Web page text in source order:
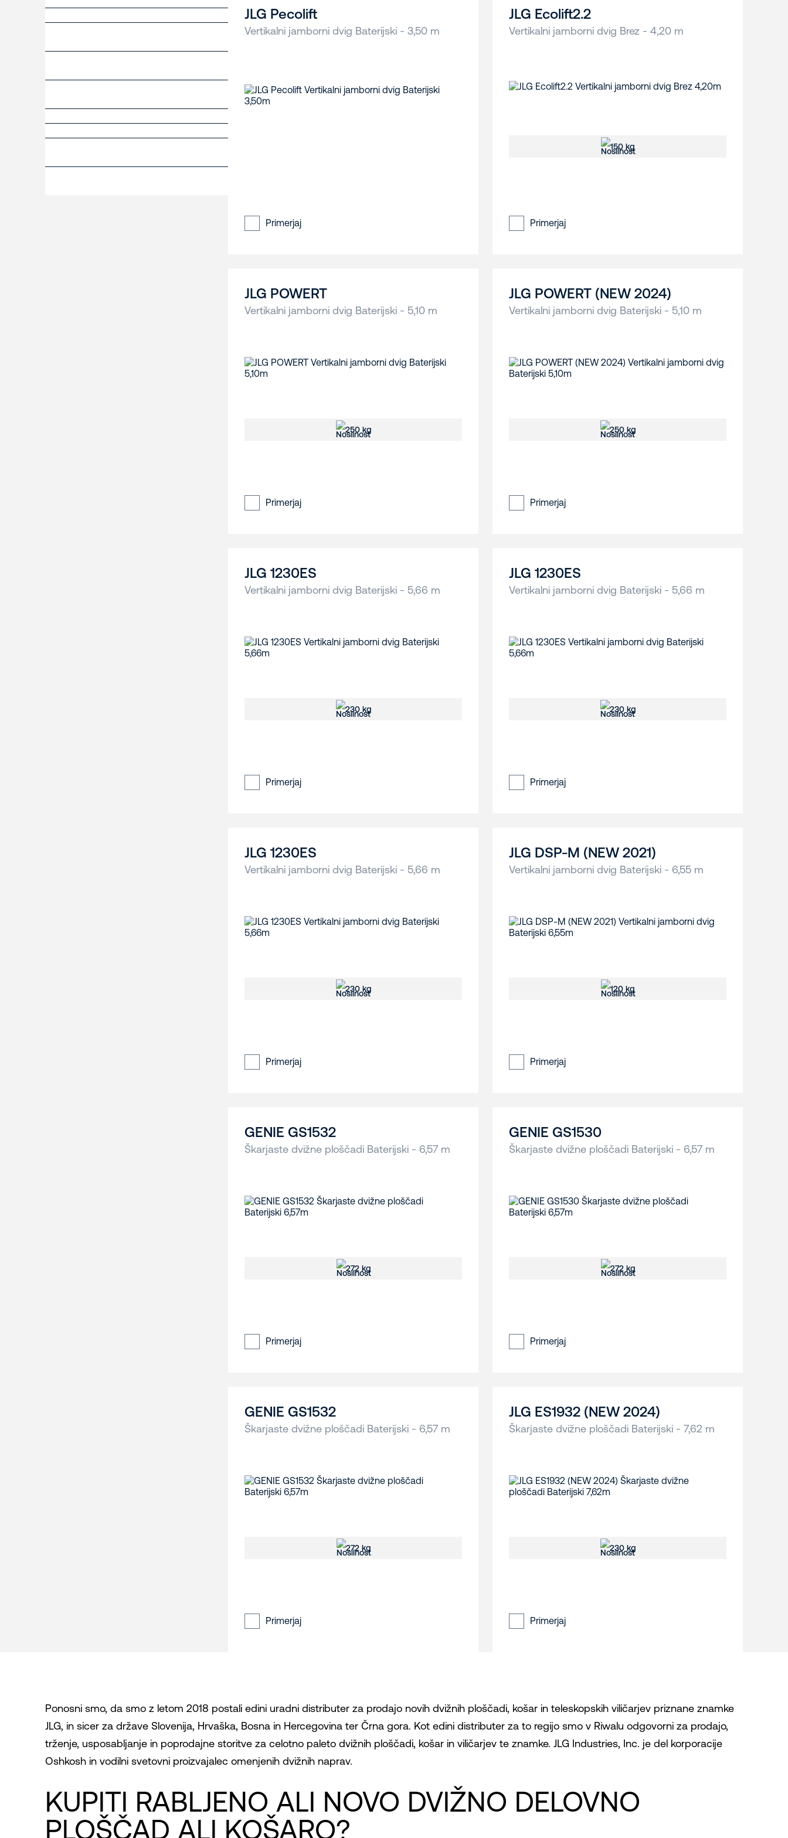
JLG Pecolift
Vertikalni jamborni dvig Baterijski - 3,50 m
Primerjaj
JLG Ecolift2.2
Vertikalni jamborni dvig Brez - 4,20 m
150 kg
Primerjaj
JLG POWERT
Vertikalni jamborni dvig Baterijski - 5,10 m
250 kg
Primerjaj
JLG POWERT (NEW 2024)
Vertikalni jamborni dvig Baterijski - 5,10 m
250 kg
Primerjaj
JLG 1230ES
Vertikalni jamborni dvig Baterijski - 5,66 m
230 kg
Primerjaj
JLG 1230ES
Vertikalni jamborni dvig Baterijski - 5,66 m
230 kg
Primerjaj
JLG 1230ES
Vertikalni jamborni dvig Baterijski - 5,66 m
230 kg
Primerjaj
JLG DSP-M (NEW 2021)
Vertikalni jamborni dvig Baterijski - 6,55 m
120 kg
Primerjaj
GENIE GS1532
Škarjaste dvižne ploščadi Baterijski - 6,57 m
272 kg
Primerjaj
GENIE GS1530
Škarjaste dvižne ploščadi Baterijski - 6,57 m
272 kg
Primerjaj
GENIE GS1532
Škarjaste dvižne ploščadi Baterijski - 6,57 m
272 kg
Primerjaj
JLG ES1932 (NEW 2024)
Škarjaste dvižne ploščadi Baterijski - 7,62 m
230 kg
Primerjaj
Ponosni smo, da smo z letom 2018 postali edini uradni distributer za prodajo novih dvižnih ploščadi, košar in teleskopskih viličarjev priznane znamke
JLG, in sicer za države Slovenija, Hrvaška, Bosna in Hercegovina ter Črna gora. Kot edini distributer za to regijo smo v Riwalu odgovorni za prodajo,
trženje, usposabljanje in poprodajne storitve za celotno paleto dvižnih ploščadi, košar in viličarjev te znamke. JLG Industries, Inc. je del korporacije
Oshkosh in vodilni svetovni proizvajalec omenjenih dvižnih naprav.
KUPITI RABLJENO ALI NOVO DVIŽNO DELOVNO
PLOŠČAD ALI KOŠARO?